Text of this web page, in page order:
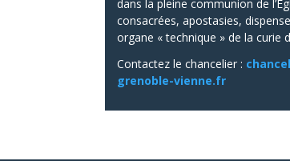
dans la pleine communion de
consacrées, apostasies,
organe « technique » de la curie
Contactez le chancelier :
grenoble-vienne.fr